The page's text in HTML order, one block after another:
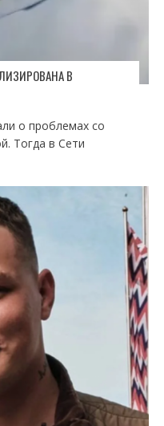
В
о проблемах со
Тогда в Сети